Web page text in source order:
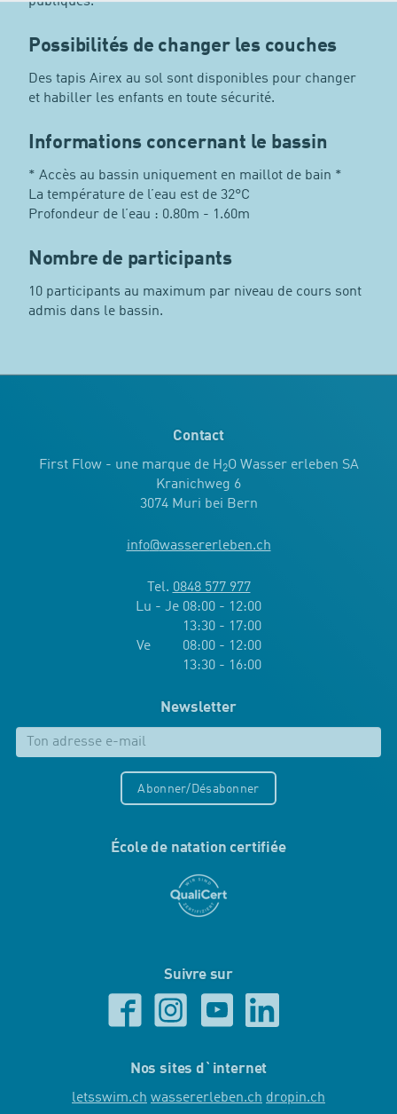
Possibilités de changer les couches
Des tapis Airex au sol sont disponibles pour changer
et habiller les enfants en toute sécurité.
Informations concernant le bassin
* Accès au bassin uniquement en maillot de bain *
La température de l’eau est de 32°C
Profondeur de l’eau : 0.80m - 1.60m
Nombre de participants
10 participants au maximum par niveau de cours sont
admis dans le bassin.
Contact
First Flow - une marque de H2O Wasser erleben SA
Kranichweg 6
3074 Muri bei Bern
info@wassererleben.ch
Tel. 0848 577 977
Lu - Je 08:00 - 12:00
13:30 - 17:00
Ve 08:00 - 12:00
13:30 - 16:00
Newsletter
Abonner/Désabonner
École de natation certifiée
Suivre sur
Nos sites d`internet
letsswim.ch wassererleben.ch dropin.ch